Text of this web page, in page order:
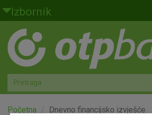
Skoči na glavni sadržaj
Izbornik
Građani
Privatno bankarstvo
Agro
Mala poduzeća i obrtnici
Početna Dnevno financijsko izvješće